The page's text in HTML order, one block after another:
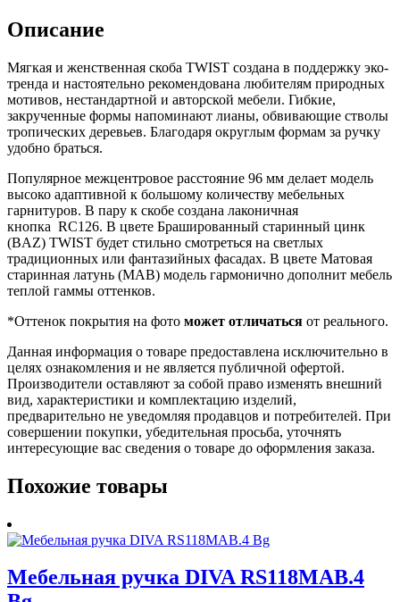
Описание
Мягкая и женственная скоба TWIST создана в поддержку эко-
тренда и настоятельно рекомендована любителям природных
мотивов, нестандартной и авторской мебели. Гибкие,
закрученные формы напоминают лианы, обвивающие стволы
тропических деревьев. Благодаря округлым формам за ручку
удобно браться.
Популярное межцентровое расстояние 96 мм делает модель
высоко адаптивной к большому количеству мебельных
гарнитуров. В пару к скобе создана лаконичная
кнопка RC126. В цвете Брашированный старинный цинк
(BAZ) TWIST будет стильно смотреться на светлых
традиционных или фантазийных фасадах. В цвете Матовая
старинная латунь (МАВ) модель гармонично дополнит мебель
теплой гаммы оттенков.
*Оттенок покрытия на фото может отличаться от реального.
Данная информация о товаре предоставлена исключительно в
целях ознакомления и не является публичной офертой.
Производители оставляют за собой право изменять внешний
вид, характеристики и комплектацию изделий,
предварительно не уведомляя продавцов и потребителей. При
совершении покупки, убедительная просьба, уточнять
интересующие вас сведения о товаре до оформления заказа.
Похожие товары
Мебельная ручка DIVA RS118MAB.4